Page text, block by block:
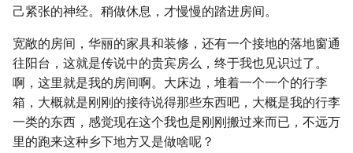
己紧张的神经。稍做休息，才慢慢的踏进房间。
宽敞的房间，华丽的家具和装修，还有一个接地的落地窗通
往阳台，这就是传说中的贵宾房么，终于我也见识过了。
啊，这里就是我的房间啊。大床边，堆着一个一个的行李
箱，大概就是刚刚的接待说得那些东西吧，大概是我的行李
一类的东西，感觉现在这个我也是刚刚搬过来而已，不远万
里的跑来这种乡下地方又是做啥呢？